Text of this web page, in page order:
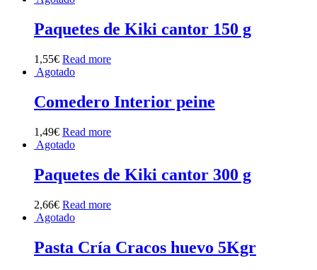
Paquetes de Kiki cantor 150 g
1,55€ Read more
Agotado
Comedero Interior peine
1,49€ Read more
Agotado
Paquetes de Kiki cantor 300 g
2,66€ Read more
Agotado
Pasta Cría Cracos huevo 5Kgr